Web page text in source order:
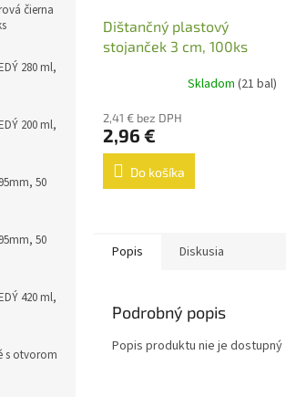
čierna
280 ml,
200 ml,
50
50
420 ml,
s otvorom
Dištančný plastový
stojanček 3 cm, 100ks
Skladom (21 bal)
2,41 € bez DPH
2,96 €
Do košíka
Popis Diskusia
Podrobný popis
Popis produktu nie je dostupný